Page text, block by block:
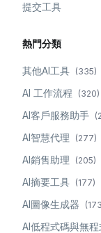
提交工具
熱門分類
其他AI工具 (335)
AI 工作流程 (320)
AI客戶服務助手 (
AI智慧代理 (277)
AI銷售助理 (205)
AI摘要工具 (177)
AI圖像生成器 (173
AI低程式碼與無